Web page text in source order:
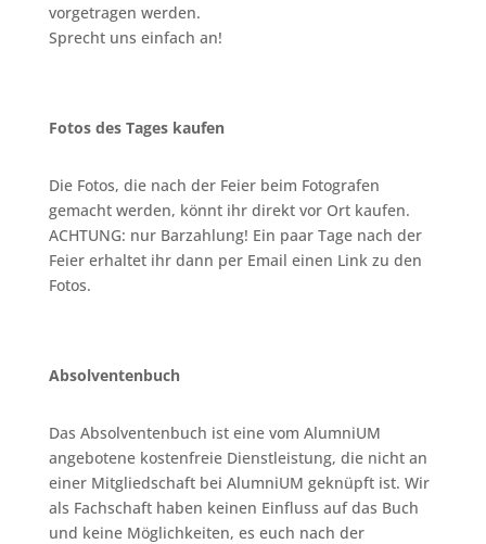
vorgetragen werden.
Sprecht uns einfach an!
Fotos des Tages kaufen
Die Fotos, die nach der Feier beim Fotografen
gemacht werden, könnt ihr direkt vor Ort kaufen.
ACHTUNG: nur Barzahlung! Ein paar Tage nach der
Feier erhaltet ihr dann per Email einen Link zu den
Fotos.
Absolventenbuch
Das Absolventenbuch ist eine vom AlumniUM
angebotene kostenfreie Dienstleistung, die nicht an
einer Mitgliedschaft bei AlumniUM geknüpft ist. Wir
als Fachschaft haben keinen Einfluss auf das Buch
und keine Möglichkeiten, es euch nach der